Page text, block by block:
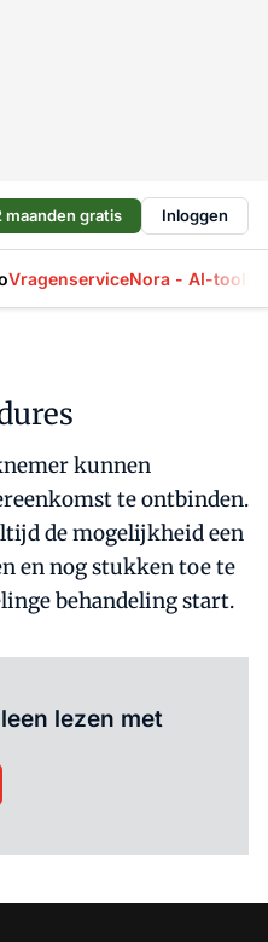
maanden gratis Inloggen
VragenserviceNora - AI-tool
kunnen
te ontbinden.
de mogelijkheid een
en nog stukken toe te
behandeling start.
lezen met